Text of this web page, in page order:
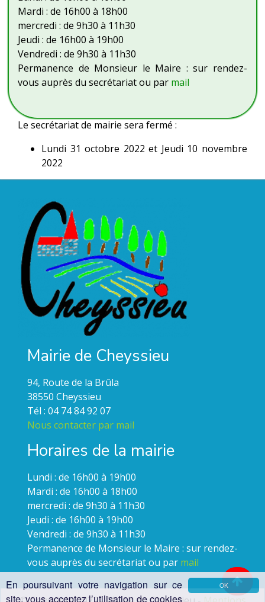
OK
En poursuivant votre navigation sur ce
site, vous acceptez l’utilisation de cookies
Mardi : de 16h00 à 18h00
mercredi : de 9h30 à 11h30
Jeudi : de 16h00 à 19h00
Vendredi : de 9h30 à 11h30
Permanence de Monsieur le Maire : sur rendez-
vous auprès du secrétariat ou par mail
Le secrétariat de mairie sera fermé :
Lundi 31 octobre 2022 et Jeudi 10 novembre
2022
Mairie de Cheyssieu
94, Route de la Brûla
38550 Cheyssieu
Tél : 04 74 84 92 07
Nous contacter par mail
Horaires de la mairie
Lundi : de 16h00 à 19h00
Mardi : de 16h00 à 18h00
mercredi : de 9h30 à 11h30
Jeudi : de 16h00 à 19h00
Vendredi : de 9h30 à 11h30
Permanence de Monsieur le Maire : sur rendez-
vous auprès du secrétariat ou par mail